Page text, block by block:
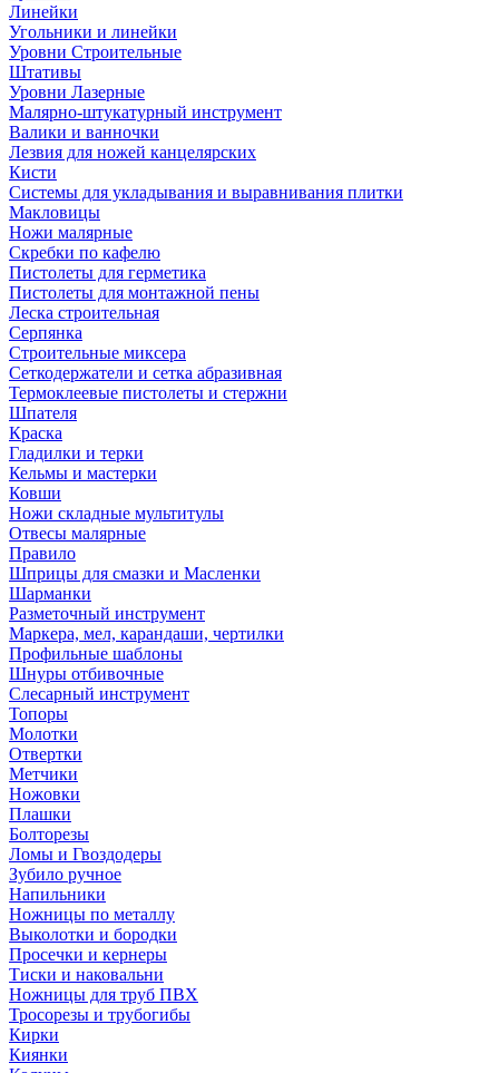
Линейки
Угольники и линейки
Уровни Строительные
Штативы
Уровни Лазерные
Малярно-штукатурный инструмент
Валики и ванночки
Лезвия для ножей канцелярских
Кисти
Системы для укладывания и выравнивания плитки
Макловицы
Ножи малярные
Скребки по кафелю
Пистолеты для герметика
Пистолеты для монтажной пены
Леска строительная
Серпянка
Строительные миксера
Сеткодержатели и сетка абразивная
Термоклеевые пистолеты и стержни
Шпателя
Краска
Гладилки и терки
Кельмы и мастерки
Ковши
Ножи складные мультитулы
Отвесы малярные
Правило
Шприцы для смазки и Масленки
Шарманки
Разметочный инструмент
Маркера, мел, карандаши, чертилки
Профильные шаблоны
Шнуры отбивочные
Слесарный инструмент
Топоры
Молотки
Отвертки
Метчики
Ножовки
Плашки
Болторезы
Ломы и Гвоздодеры
Зубило ручное
Напильники
Ножницы по металлу
Выколотки и бородки
Просечки и кернеры
Тиски и наковальни
Ножницы для труб ПВХ
Тросорезы и трубогибы
Кирки
Киянки